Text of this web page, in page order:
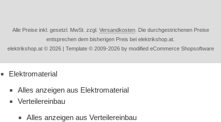
Alle Preise inkl. gesetzl. MwSt. zzgl. Versandkosten. Die durchgestrichenen Preise
entsprechen dem bisherigen Preis bei elektrikshop.at.
elektrikshop.at © 2026 | Template © 2009-2026 by modified eCommerce Shopsoftware
Elektromaterial
Alles anzeigen aus Elektromaterial
Verteilereinbau
Alles anzeigen aus Verteilereinbau